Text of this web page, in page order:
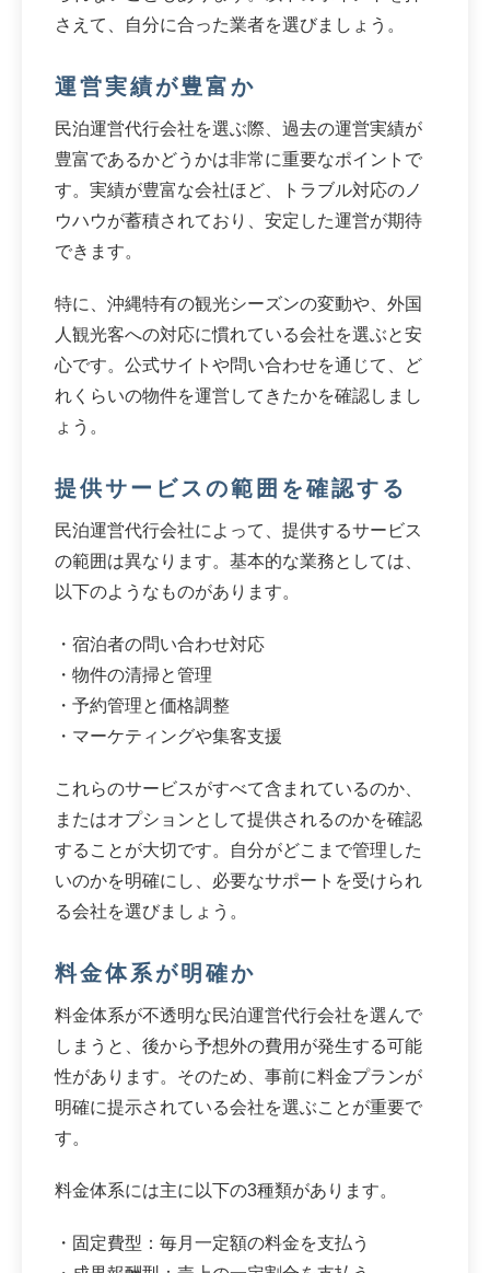
さえて、自分に合った業者を選びましょう。
運営実績が豊富か
民泊運営代行会社を選ぶ際、過去の運営実績が
豊富であるかどうかは非常に重要なポイントで
す。実績が豊富な会社ほど、トラブル対応のノ
ウハウが蓄積されており、安定した運営が期待
できます。
特に、沖縄特有の観光シーズンの変動や、外国
人観光客への対応に慣れている会社を選ぶと安
心です。公式サイトや問い合わせを通じて、ど
れくらいの物件を運営してきたかを確認しまし
ょう。
提供サービスの範囲を確認する
民泊運営代行会社によって、提供するサービス
の範囲は異なります。基本的な業務としては、
以下のようなものがあります。
・宿泊者の問い合わせ対応
・物件の清掃と管理
・予約管理と価格調整
・マーケティングや集客支援
これらのサービスがすべて含まれているのか、
またはオプションとして提供されるのかを確認
することが大切です。自分がどこまで管理した
いのかを明確にし、必要なサポートを受けられ
る会社を選びましょう。
料金体系が明確か
料金体系が不透明な民泊運営代行会社を選んで
しまうと、後から予想外の費用が発生する可能
性があります。そのため、事前に料金プランが
明確に提示されている会社を選ぶことが重要で
す。
料金体系には主に以下の3種類があります。
・固定費型：毎月一定額の料金を支払う